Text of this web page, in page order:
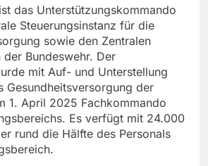
das Unterstützungskommando
Steuerungsinstanz für die
sowie den Zentralen
der Bundeswehr. Der
mit Auf- und Unterstellung
Gesundheitsversorgung der
1. April 2025 Fachkommando
Es verfügt mit 24.000
rund die Hälfte des Personals